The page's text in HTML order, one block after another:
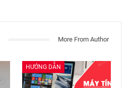
More From Author
HƯỚNG DẪN